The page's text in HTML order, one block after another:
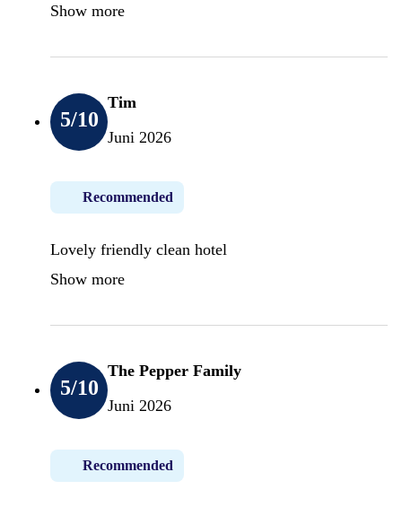
Show more
5/10
Tim
Juni 2026
Recommended
Lovely friendly clean hotel
Show more
5/10
The Pepper Family
Juni 2026
Recommended